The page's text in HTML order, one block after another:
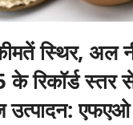
स्थिर, अल
रिकॉर्ड स्तर
उत्पादन: एफएओ